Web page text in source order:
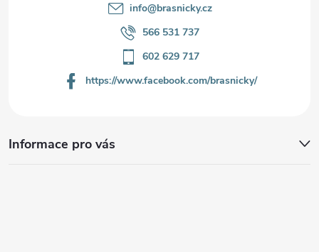
info@brasnicky.cz
566 531 737
602 629 717
https://www.facebook.com/brasnicky/
Informace pro vás